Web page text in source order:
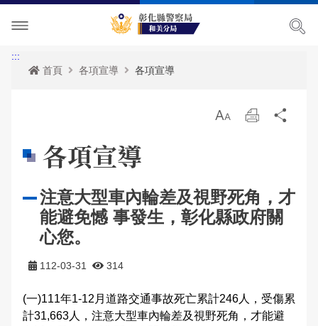
單位介紹
聯絡資訊
轄區概況
轄區派出所
活動訊息
公開徵信專區
RSS訊息中心
治安宣導
交通安全宣導
婦幼宣導
保防宣導
廉政指引
便民服務
政府資訊公開
申辦資訊
常見問答
防空疏散避難專區
民意廣場
分局長信箱
問卷調查
警民交流留言板
影音出版品
活動相簿
影音多媒體
相關連結
網站導覽
:::
首頁
各項宣導 各項宣導
放 列
各項宣導
注意大型車內輪差及視野死角，才
能避免憾 事發生，彰化縣政府關
心您。
112-03-31 314
(一)111年1-12月道路交通事故死亡累計246人，受傷累
計31,663人，注意大型車內輪差及視野死角，才能避